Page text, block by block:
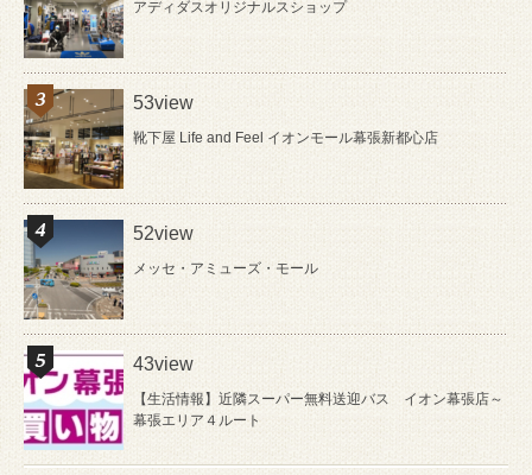
アディダスオリジナルスショップ
53view
靴下屋 Life and Feel イオンモール幕張新都心店
52view
メッセ・アミューズ・モール
43view
【生活情報】近隣スーパー無料送迎バス イオン幕張店～
幕張エリア４ルート